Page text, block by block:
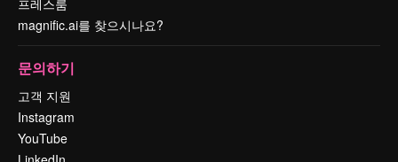
프레스룸
magnific.ai를 찾으시나요?
문의하기
고객 지원
Instagram
YouTube